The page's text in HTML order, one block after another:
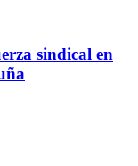
sindical en